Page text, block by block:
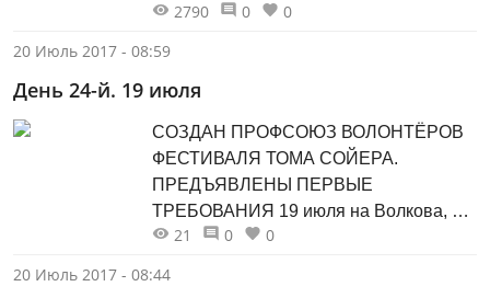
г.Набережные Челны, г.Альметьевске и
участников фестиваля - от 18 до 35 лет
включительно. Положение фестиваля
и вся необходимая информация
2790 0
0
20 Июль 2017 - 08:59
День 24-й. 19 июля
СОЗДАН ПРОФСОЮЗ ВОЛОНТЁРОВ
ФЕСТИВАЛЯ ТОМА СОЙЕРА.
ПРЕДЪЯВЛЕНЫ ПЕРВЫЕ
ТРЕБОВАНИЯ 19 июля на Волкова, 19
в Казани получилось так, что
21 0
0
20 Июль 2017 - 08:44